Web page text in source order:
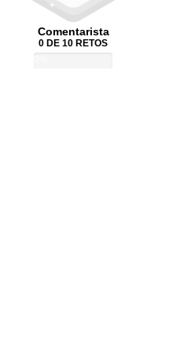
Comentarista
0 DE 10 RETOS